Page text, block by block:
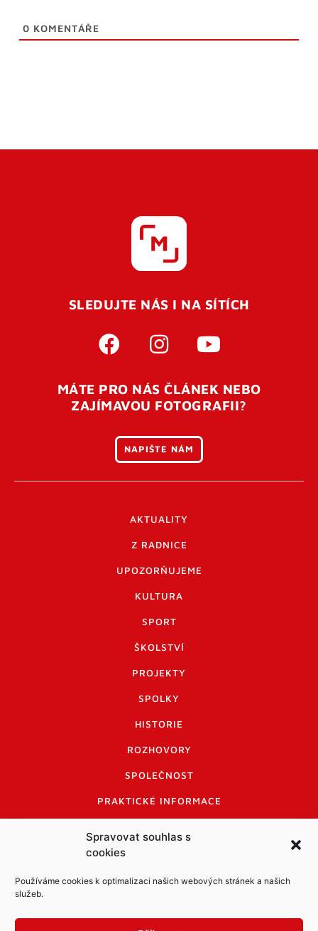
Spravovat souhlas s
cookies
Používáme cookies k optimalizaci našich webových stránek a našich
služeb.
0 KOMENTÁŘE
SLEDUJTE NÁS I NA SÍTÍCH
MÁTE PRO NÁS ČLÁNEK NEBO
ZAJÍMAVOU FOTOGRAFII?
NAPIŠTE NÁM
AKTUALITY
Z RADNICE
UPOZORŇUJEME
KULTURA
SPORT
ŠKOLSTVÍ
PROJEKTY
SPOLKY
HISTORIE
ROZHOVORY
SPOLEČNOST
PRAKTICKÉ INFORMACE
INFORMACE A KODEX DISKUTUJÍCÍCH
LOGO A LOGO MANUÁL